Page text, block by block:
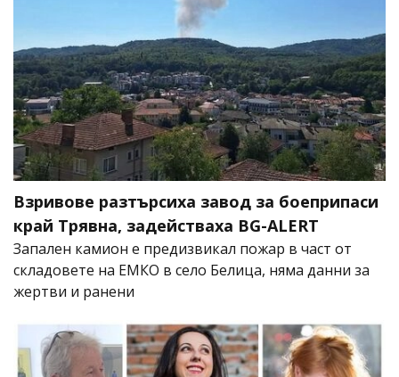
Взривове разтърсиха завод за боеприпаси
край Трявна, задействаха BG-ALERT
Запален камион е предизвикал пожар в част от
складовете на ЕМКО в село Белица, няма данни за
жертви и ранени